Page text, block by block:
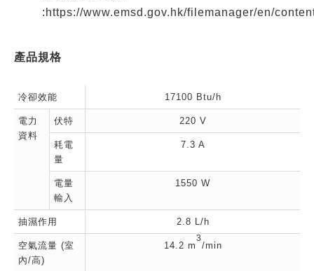
:https://www.emsd.gov.hk/filemanager/en/
產品規格
冷卻效能 17100 Btu/h
電力
資料
伏特 220 V
耗電
量
7.3 A
電量
輸入
1550 W
抽濕作用 2.8 L/h
空氣流量 (室
內/高)
14.2 m
3
/min